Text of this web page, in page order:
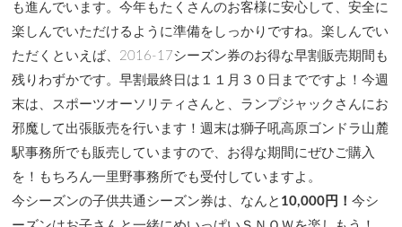
も進んでいます。今年もたくさんのお客様に安心して、安全に
楽しんでいただけるように準備をしっかりですね。楽しんでい
ただくといえば、2016-17シーズン券のお得な早割販売期間も
残りわずかです。早割最終日は１１月３０日までですよ！今週
末は、スポーツオーソリティさんと、ランプジャックさんにお
邪魔して出張販売を行います！週末は獅子吼高原ゴンドラ山麓
駅事務所でも販売していますので、お得な期間にぜひご購入
を！もちろん一里野事務所でも受付していますよ。
今シーズンの子供共通シーズン券は、なんと 10,000円！今シ